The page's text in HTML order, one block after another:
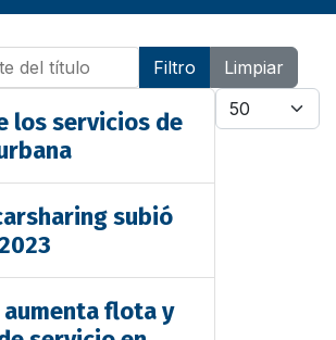
del título Filtro
Limpiar
Cantidad
los servicios de
subió
aumenta flota y